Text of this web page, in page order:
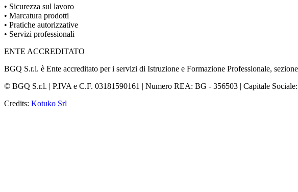
• Sicurezza sul lavoro
• Marcatura prodotti
• Pratiche autorizzative
• Servizi professionali
ENTE ACCREDITATO
BGQ S.r.l. è Ente accreditato per i servizi di Istruzione e Formazione Professionale,
© BGQ S.r.l. | P.IVA e C.F. 03181590161 | Numero REA: BG - 356503 | Capitale
Credits: Kotuko Srl